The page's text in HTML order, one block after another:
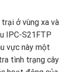
ở vùng xa và
IPC-S21FTP
vực này một
tình trạng cây